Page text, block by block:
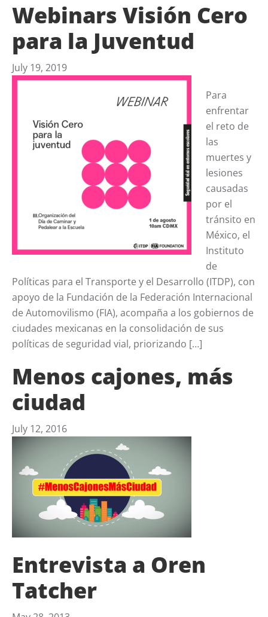
Webinars Visión Cero
para la Juventud
July 19, 2019
Para
enfrentar
el reto de
las
muertes y
lesiones
causadas
por el
tránsito en
México, el
Instituto
de
Políticas para el Transporte y el Desarrollo (ITDP), con
apoyo de la Fundación de la Federación Internacional
de Automovilismo (FIA), acompaña a los gobiernos de
ciudades mexicanas en la consolidación de sus
políticas de seguridad vial, priorizando […]
Menos cajones, más
ciudad
July 12, 2016
Entrevista a Oren
Tatcher